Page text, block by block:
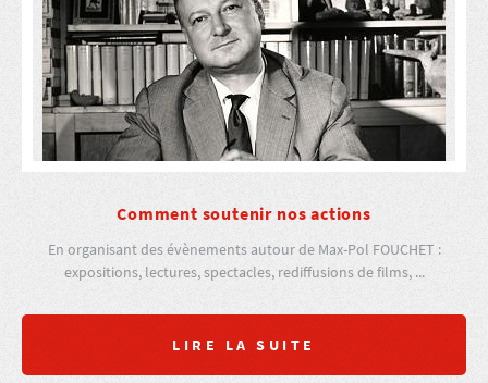
Comment soutenir nos actions
En organisant des évènements autour de Max-Pol FOUCHET :
expositions, lectures, spectacles, rediffusions de films, ...
LIRE LA SUITE